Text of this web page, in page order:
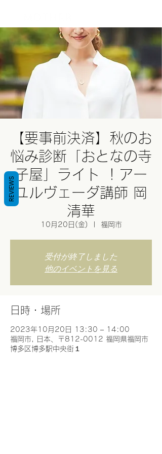
【要事前決済】秋のお
悩み診断「おとなの寺
子屋」ライト ！アー
ユルヴェーダ講師 岡
清華
10月20日(金) 福岡市
受付が終了しました
他のイベントを見る
日時・場所
2023年10月20日 13:30 – 14:00
福岡市, 日本、〒812-0012 福岡県福岡市
博多区博多駅中央街１
REVIEWS